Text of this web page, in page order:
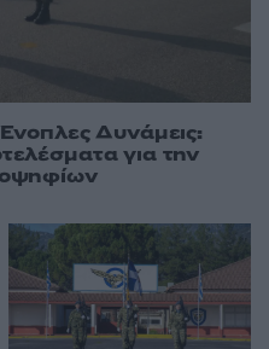
Δυνάμεις:
για την